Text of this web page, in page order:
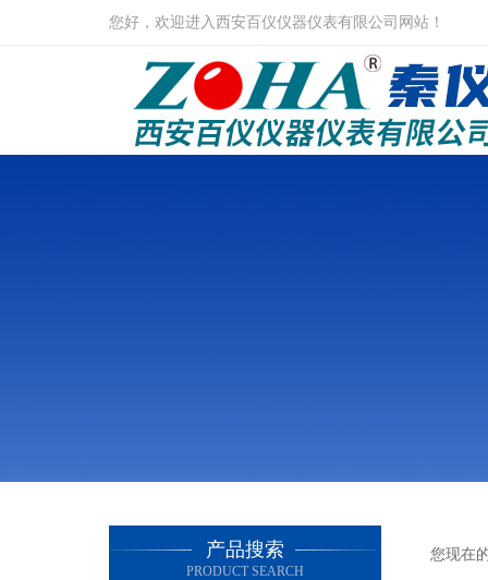
您好，欢迎进入西安百仪仪器仪表有限公司网站！
产品搜索
PRODUCT SEARCH
您现在